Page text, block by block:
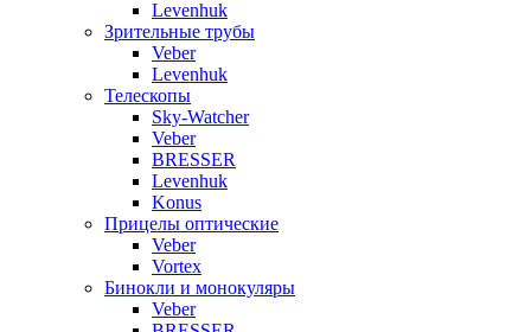
Levenhuk
Зрительные трубы
Veber
Levenhuk
Телескопы
Sky-Watcher
Veber
BRESSER
Levenhuk
Konus
Прицелы оптические
Veber
Vortex
Бинокли и монокуляры
Veber